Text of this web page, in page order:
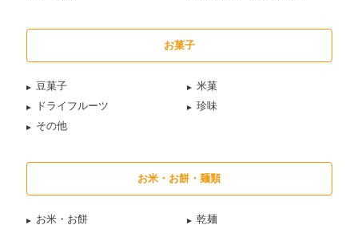
お菓子
豆菓子
米菓
ドライフルーツ
珍味
その他
お米・お餅・麺類
お米・お餅 乾麺